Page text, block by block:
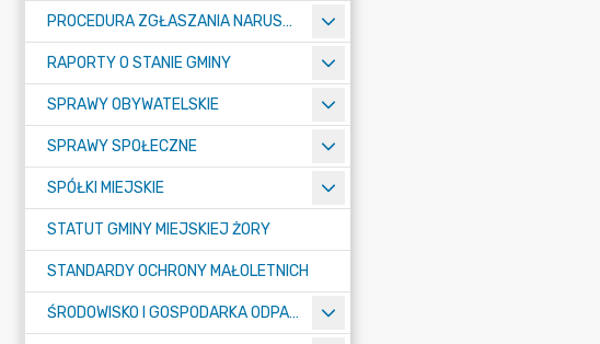
PROCEDURA ZGŁASZANIA NARUSZEŃ PRAWA
RAPORTY O STANIE GMINY
SPRAWY OBYWATELSKIE
SPRAWY SPOŁECZNE
SPÓŁKI MIEJSKIE
STATUT GMINY MIEJSKIEJ ŻORY
STANDARDY OCHRONY MAŁOLETNICH
ŚRODOWISKO I GOSPODARKA ODPADAMI